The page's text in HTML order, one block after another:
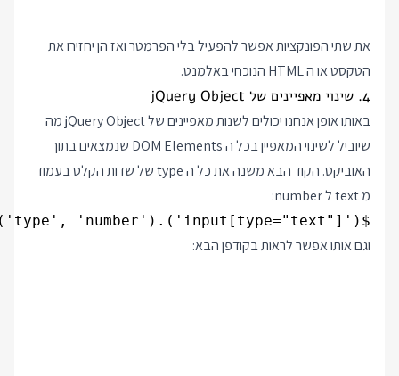
את שתי הפונקציות אפשר להפעיל בלי הפרמטר ואז הן יחזירו את
הטקסט או ה HTML הנוכחי באלמנט.
4. שינוי מאפיינים של jQuery Object
באותו אופן אנחנו יכולים לשנות מאפיינים של jQuery Object מה
שיוביל לשינוי המאפיין בכל ה DOM Elements שנמצאים בתוך
האוביקט. הקוד הבא משנה את כל ה type של שדות הקלט בעמוד
מ text ל number:
$('input[type="text"]').attr('type', 'number');
וגם אותו אפשר לראות בקודפן הבא: